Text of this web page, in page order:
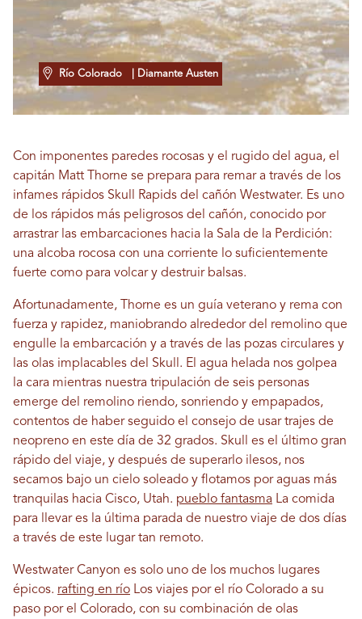
Río Colorado | Diamante Austen
Con imponentes paredes rocosas y el rugido del agua, el
capitán Matt Thorne se prepara para remar a través de los
infames rápidos Skull Rapids del cañón Westwater. Es uno
de los rápidos más peligrosos del cañón, conocido por
arrastrar las embarcaciones hacia la Sala de la Perdición:
una alcoba rocosa con una corriente lo suficientemente
fuerte como para volcar y destruir balsas.
Afortunadamente, Thorne es un guía veterano y rema con
fuerza y ​​rapidez, maniobrando alrededor del remolino que
engulle la embarcación y a través de las pozas circulares y
las olas implacables del Skull. El agua helada nos golpea
la cara mientras nuestra tripulación de seis personas
emerge del remolino riendo, sonriendo y empapados,
contentos de haber seguido el consejo de usar trajes de
neopreno en este día de 32 grados. Skull es el último gran
rápido del viaje, y después de superarlo ilesos, nos
secamos bajo un cielo soleado y flotamos por aguas más
tranquilas hacia Cisco, Utah. pueblo fantasma La comida
para llevar es la última parada de nuestro viaje de dos días
a través de este lugar tan remoto.
Westwater Canyon es solo uno de los muchos lugares
épicos. rafting en río Los viajes por el río Colorado a su
paso por el Colorado, con su combinación de olas